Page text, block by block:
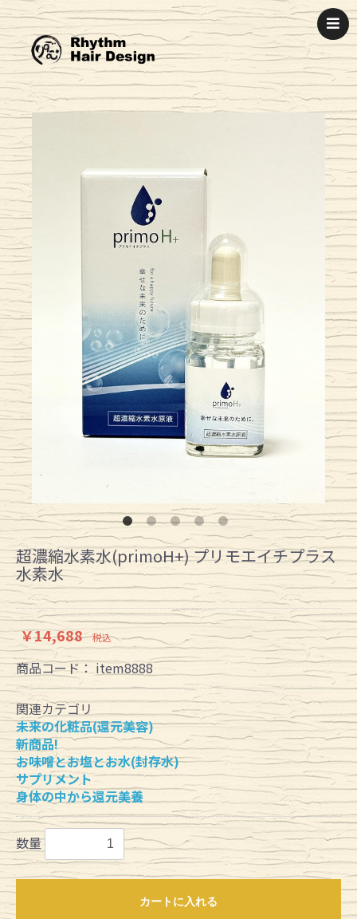
超濃縮水素水(primoH+) プリモエイチプラス
水素水
￥14,688 税込
商品コード：item8888
関連カテゴリ
未来の化粧品(還元美容)
新商品!
お味噌とお塩とお水(封存水)
サプリメント
身体の中から還元美養
数量
カートに入れる